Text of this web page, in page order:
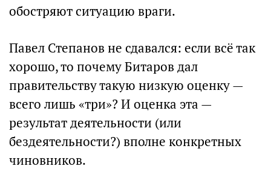
обостряют ситуацию враги.
Павел Степанов не сдавался: если всё так
хорошо, то почему Битаров дал
правительству такую низкую оценку —
всего лишь «три»? И оценка эта —
результат деятельности (или
бездеятельности?) вполне конкретных
чиновников.